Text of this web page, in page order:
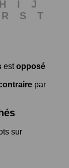
H I
J
R S
T
estopposé
par
sur